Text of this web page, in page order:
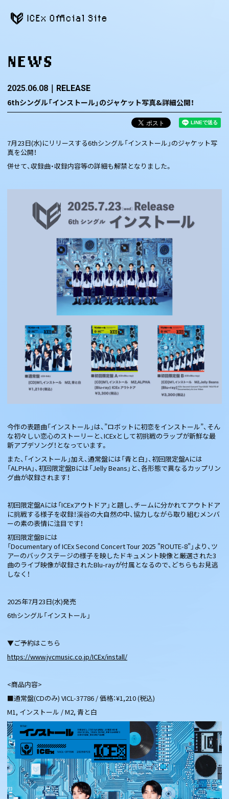
ICEx Official Site
NEWS
2025.06.08 RELEASE
6thシングル「インストール」のジャケット写真&詳細公開！
7月23日(水)にリリースする6thシングル「インストール」のジャケット写
真を公開！
併せて、収録曲・収録内容等の詳細も解禁となりました。
今作の表題曲「インストール」は、”ロボットに初恋をインストール”、そん
な初々しい恋心のストーリーと、ICExとして初挑戦のラップが新鮮な最
新アプデソング！となっています。
また、「インストール」加え、通常盤には「青と白」、初回限定盤Aには
「ALPHA」、初回限定盤Bには「Jelly Beans」と、各形態で異なるカップリン
グ曲が収録されます！
初回限定盤Aには「ICExアウトドア」と題し、チームに分かれてアウトドア
に挑戦する様子を収録！渓谷の大自然の中、協力しながら取り組むメンバ
ーの素の表情に注目です！
初回限定盤Bには
「Documentary of ICEx Second Concert Tour 2025 "ROUTE-8"」より、ツ
アーのバックステージの様子を映したドキュメント映像と厳選された3
曲のライブ映像が収録されたBlu-rayが付属となるので、どちらもお見逃
しなく！
2025年7月23日(水)発売
6thシングル「インストール」
▼ご予約はこちら
https://www.jvcmusic.co.jp/ICEx/install/
<商品内容>
■通常盤(CDのみ) VICL-37786 / 価格：¥1,210 (税込)
M1, インストール / M2, 青と白